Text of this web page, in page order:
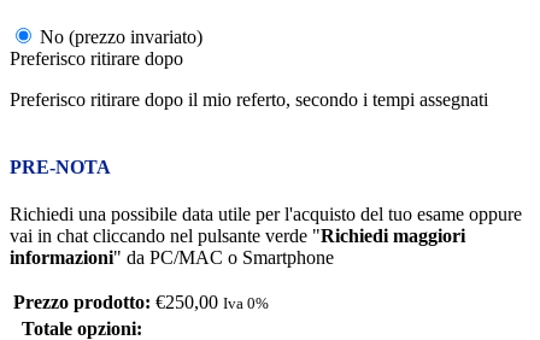
No (prezzo invariato)
Preferisco ritirare dopo
Preferisco ritirare dopo il mio referto, secondo i tempi assegnati
PRE-NOTA
Richiedi una possibile data utile per l'acquisto del tuo esame oppure
vai in chat cliccando nel pulsante verde "Richiedi maggiori
informazioni" da PC/MAC o Smartphone
Prezzo prodotto: €250,00 Iva 0%
Totale opzioni: